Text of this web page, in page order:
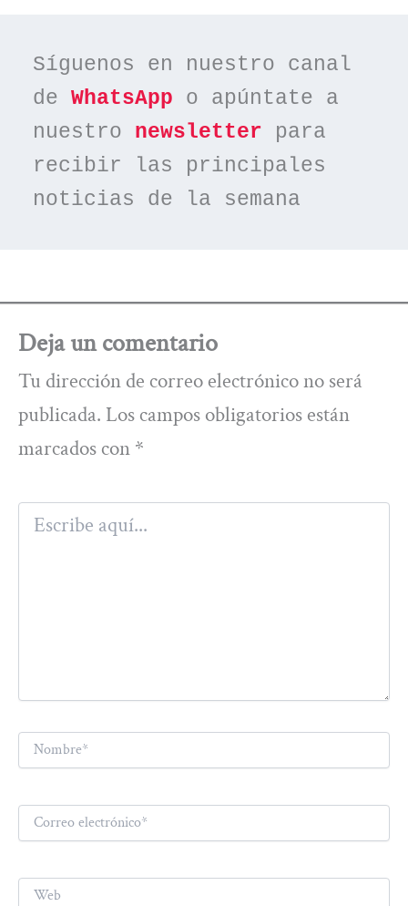
Síguenos en nuestro canal
de WhatsApp o apúntate a
nuestro newsletter para
recibir las principales
noticias de la semana
Deja un comentario
Tu dirección de correo electrónico no será
publicada. Los campos obligatorios están
marcados con *
Escribe
aquí...
Nombre*
Correo
electrónico*
Web